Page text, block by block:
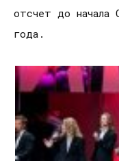
отсчет до начала
года.